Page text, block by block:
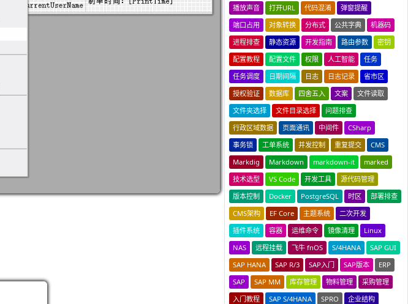
播放声音
打开URL 代码混淆
弹窗提醒
端口占用
对象转换 分布式 公共字典
机器码
进程排查
静态资源 开发指南 路由参数
密钥
配置教程
配置文件 权限 人工智能
任务
任务调度
日期间隔 日志 日志记录
省市区
授权验证
数据库 四舍五入 文案
文件读取
文件夹选择
文件目录选择
问题排查
行政区域数据
页面通讯 中间件
CSharp
事务锁
工单系统 并发控制 重复提交
CMS
Markdig
Markdown markdown-it
marked
技术选型
VS Code 开发工具
源代码管理
版本控制
Docker PostgreSQL 时区
部署排查
CMS架构
EF Core 主题系统
二次开发
插件系统
容器 运维命令 镜像清理
Linux
NAS
远程挂载 飞牛 fnOS S/4HANA
SAP GUI
SAP HANA
SAP R/3 SAP入门 SAP版本
ERP
SAP
SAP MM 库存管理 物料管理
采购管理
入门教程
SAP S/4HANA SPRO
企业结构